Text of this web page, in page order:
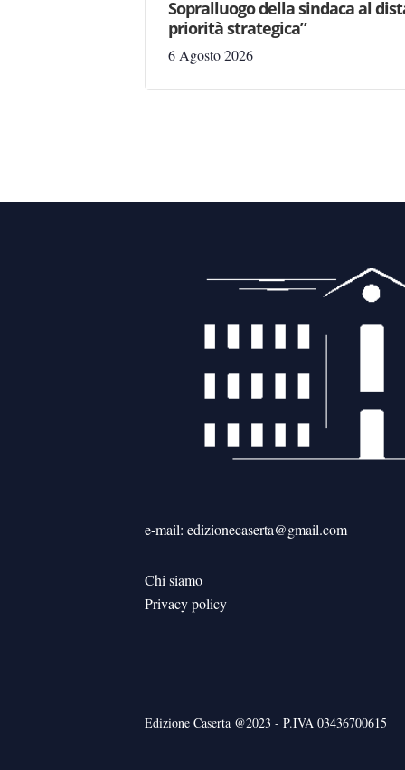
Sopralluogo della sindaca al
priorità strategica”
6 Agosto 2026
e-mail: edizionecaserta@gmail.com
Chi siamo
Privacy policy
Edizione Caserta @2023 - P.IVA 03436700615